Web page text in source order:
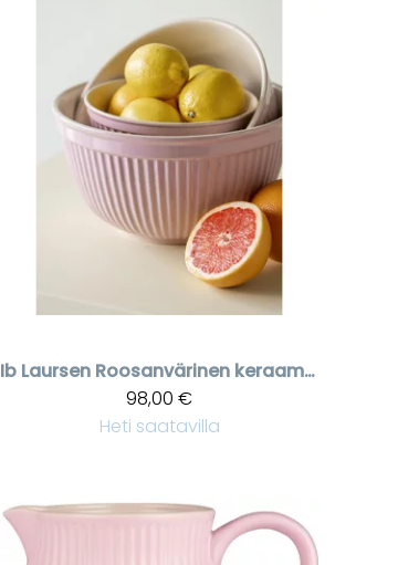
Ib Laursen
Roosanvärinen keraaminen kulho, kolmen setti
98,00 €
Heti saatavilla